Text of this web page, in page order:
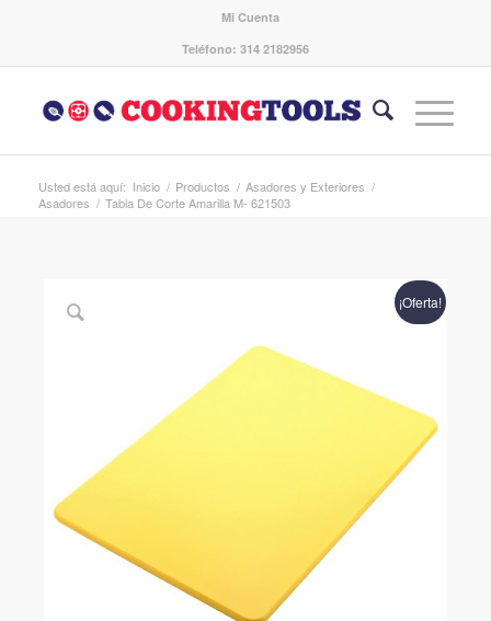
Mi Cuenta
Teléfono: 314 2182956
Usted está aquí: Inicio / Productos / Asadores y Exteriores /
Asadores / Tabla De Corte Amarilla M- 621503
¡Oferta!